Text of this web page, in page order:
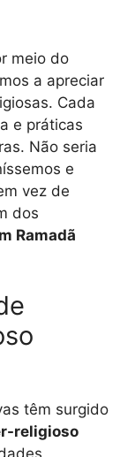
meio do
a apreciar
Cada
e práticas
Não seria
e
vez de
dos
Ramadã
têm surgido
religioso